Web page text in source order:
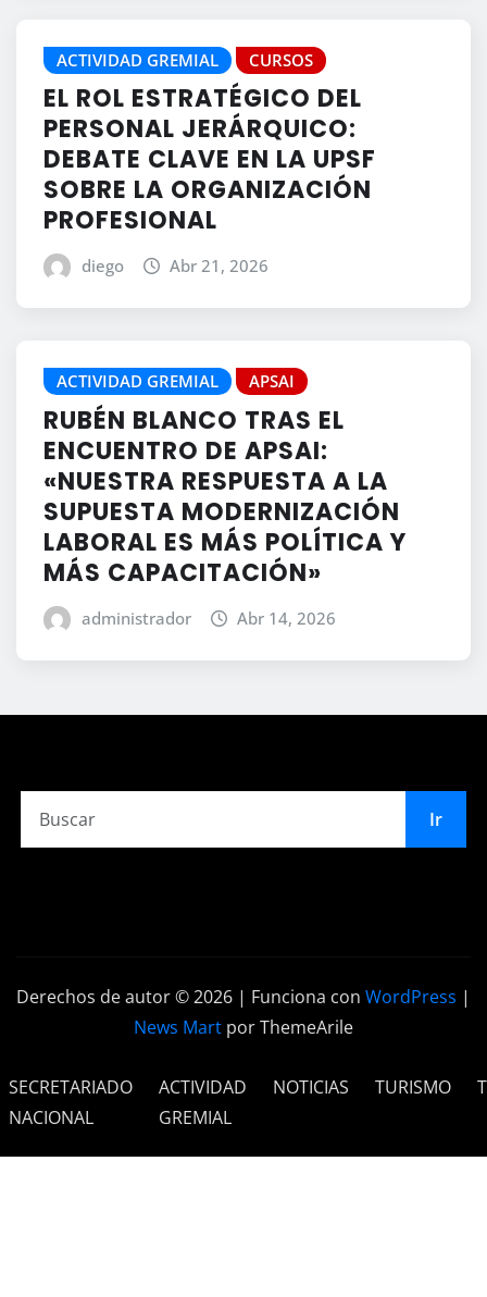
ACTIVIDAD GREMIAL CURSOS
EL ROL ESTRATÉGICO DEL
PERSONAL JERÁRQUICO:
DEBATE CLAVE EN LA UPSF
SOBRE LA ORGANIZACIÓN
PROFESIONAL
diego Abr 21, 2026
ACTIVIDAD GREMIAL APSAI
RUBÉN BLANCO TRAS EL
ENCUENTRO DE APSAI:
«NUESTRA RESPUESTA A LA
SUPUESTA MODERNIZACIÓN
LABORAL ES MÁS POLÍTICA Y
MÁS CAPACITACIÓN»
administrador Abr 14, 2026
Ir
Derechos de autor © 2026 | Funciona con WordPress |
News Mart por ThemeArile
SECRETARIADO
NACIONAL
ACTIVIDAD
GREMIAL
NOTICIAS TURISMO